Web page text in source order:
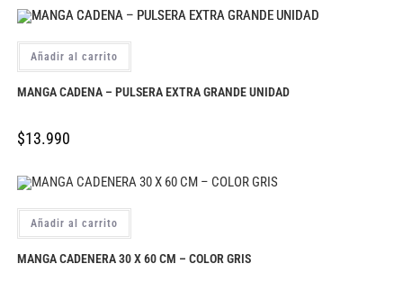
Añadir al carrito
MANGA CADENA – PULSERA EXTRA GRANDE UNIDAD
$13.990
Añadir al carrito
MANGA CADENERA 30 X 60 CM – COLOR GRIS